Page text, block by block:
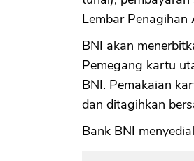
Lembar Penagihan
BNI akan
Pemegang kartu
BNI. Pemakaian
dan ditagihkan
Bank BNI